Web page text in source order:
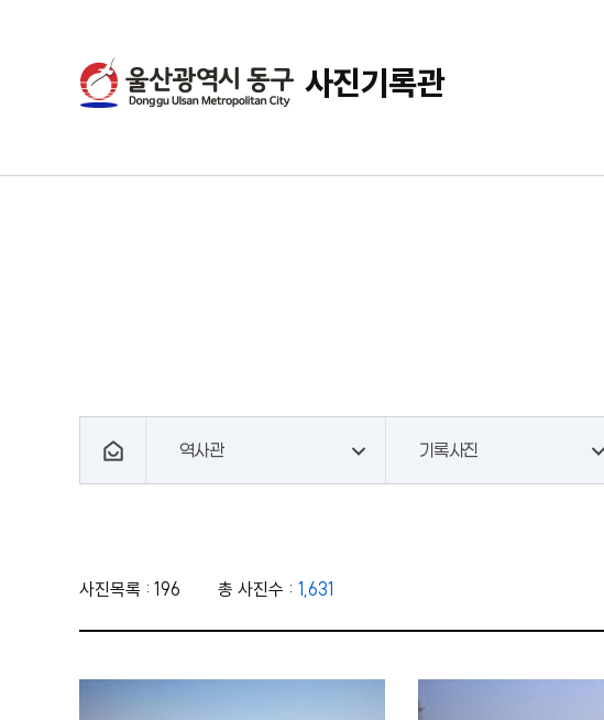
사진기록관
역사관 기록사진
사진목록 : 196 총 사진수 : 1,631